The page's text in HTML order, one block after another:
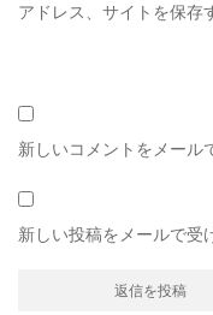
アドレス、サイトを保存
新しいコメントをメール
新しい投稿をメールで受